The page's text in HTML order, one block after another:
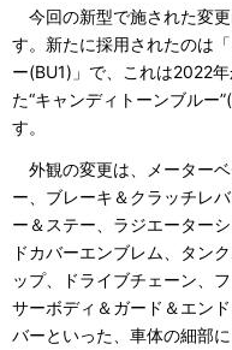
今回の新型で施された変
す。新たに採用されたのは
ー(BU1)」で、これは2022
た“キャンディトーンブルー
す。
外観の変更は、メーター
ー、ブレーキ＆クラッチレ
ー＆ステー、ラジエーター
ドカバーエンブレム、タン
ップ、ドライブチェーン、
サーボディ＆ガード＆エン
バーといった、車体の細部に